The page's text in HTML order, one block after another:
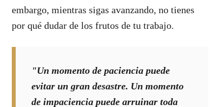
embargo, mientras sigas avanzando, no tienes
por qué dudar de los frutos de tu trabajo.
"Un momento de paciencia puede
evitar un gran desastre. Un momento
de impaciencia puede arruinar toda